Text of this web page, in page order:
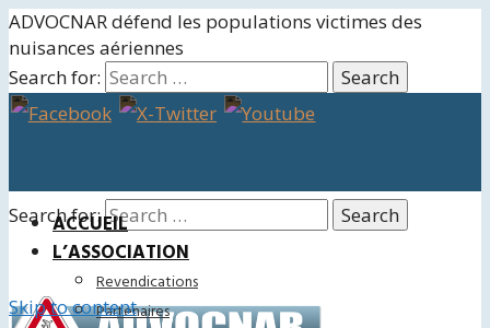
ADVOCNAR défend les populations victimes des
nuisances aériennes
Search for:
Search for:
ACCUEIL
L’ASSOCIATION
Revendications
Partenaires
Skip to content